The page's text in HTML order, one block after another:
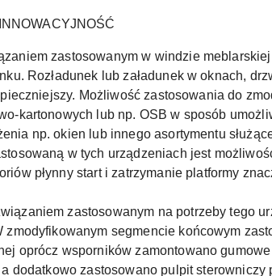
zastosowanym w windzie
Rozładunek lub załadunek w oknach,
Możliwość zastosowania do
kartonowych lub np. OSB w sposób
np. okien lub innego asortymentu
w tych urządzeniach jest
płynny start i zatrzymanie platformy
zastosowanym na potrzeby tego
zmodyfikowanym segmencie końcowym
oprócz wsporników zamontowano
dodatkowo zastosowano pulpit